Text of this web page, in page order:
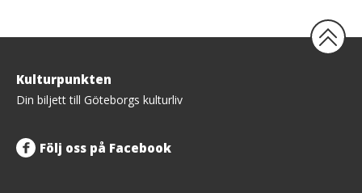
Tillbaka
upp
Kulturpunkten
Din biljett till Göteborgs kulturliv
Följ oss på Facebook